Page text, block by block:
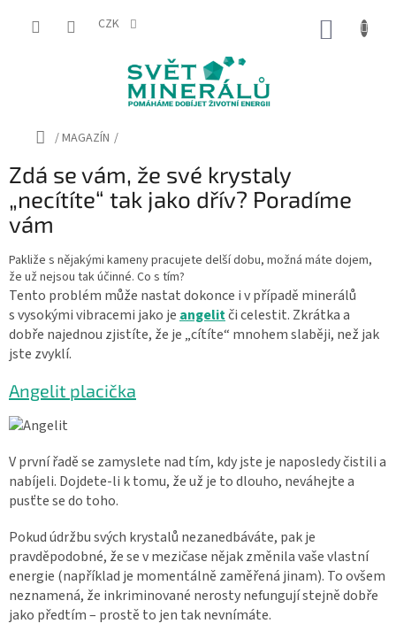
CZK
Domů
/MAGAZÍN /
Zdá se vám, že své krystaly
„necítíte“ tak jako dřív? Poradíme
vám
Pakliže s nějakými kameny pracujete delší dobu, možná máte dojem,
že už nejsou tak účinné. Co s tím?
Tento problém může nastat dokonce i v případě minerálů
s vysokými vibracemi jako je angelitči celestit. Zkrátka a
dobře najednou zjistíte, že je „cítíte“ mnohem slaběji, než jak
jste zvyklí.
Angelit placička
V první řadě se zamyslete nad tím, kdy jste je naposledy čistili a
nabíjeli. Dojdete-li k tomu, že už je to dlouho, neváhejte a
pusťte se do toho.
Pokud údržbu svých krystalů nezanedbáváte, pak je
pravděpodobné, že se v mezičase nějak změnila vaše vlastní
energie (například je momentálně zaměřená jinam). To ovšem
neznamená, že inkriminované nerosty nefungují stejně dobře
jako předtím – prostě to jen tak nevnímáte.